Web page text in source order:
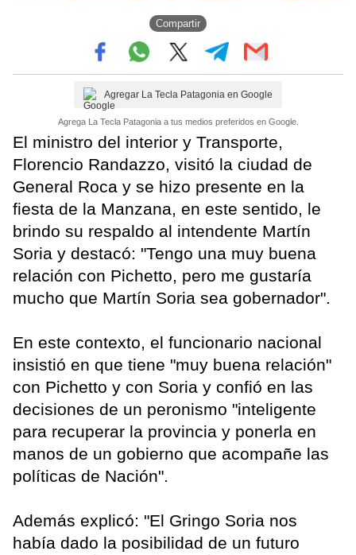
Compartir
Agregar La Tecla Patagonia en Google
Agrega La Tecla Patagonia a tus medios preferidos en Google.
El ministro del interior y Transporte,
Florencio Randazzo, visitó la ciudad de
General Roca y se hizo presente en la
fiesta de la Manzana, en este sentido, le
brindo su respaldo al intendente Martín
Soria y destacó: "Tengo una muy buena
relación con Pichetto, pero me gustaría
mucho que Martín Soria sea gobernador".
En este contexto, el funcionario nacional
insistió en que tiene "muy buena relación"
con Pichetto y con Soria y confió en las
decisiones de un peronismo "inteligente
para recuperar la provincia y ponerla en
manos de un gobierno que acompañe las
políticas de Nación".
Además explicó: "El Gringo Soria nos
había dado la posibilidad de un futuro